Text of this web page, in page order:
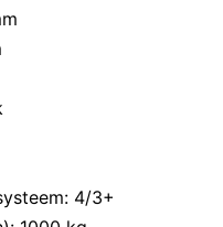
4/3+